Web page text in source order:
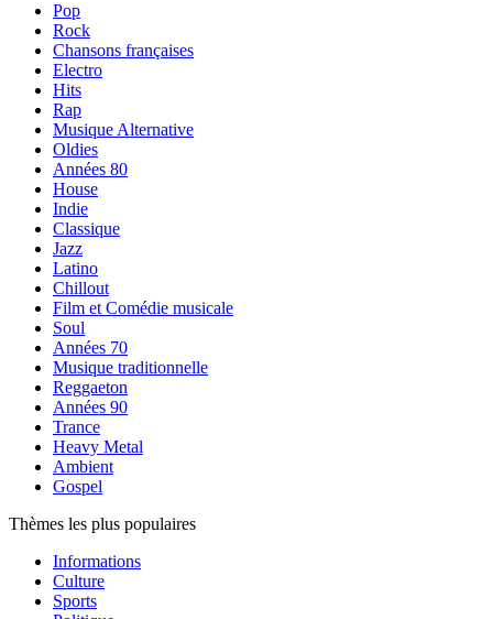
Pop
Rock
Chansons françaises
Electro
Hits
Rap
Musique Alternative
Oldies
Années 80
House
Indie
Classique
Jazz
Latino
Chillout
Film et Comédie musicale
Soul
Années 70
Musique traditionnelle
Reggaeton
Années 90
Trance
Heavy Metal
Ambient
Gospel
Thèmes les plus populaires
Informations
Culture
Sports